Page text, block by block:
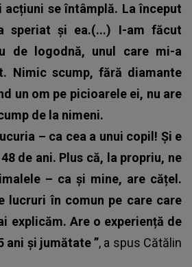
acțiuni se întâmplă. La început
speriat și ea.(...) I-am făcut
de logodnă, unul care mi-a
Nimic scump, fără diamante
un om pe picioarele ei, nu are
de la nimeni.
– ca cea a unui copil! Și e
de ani. Plus că, la propriu, ne
– ca și mine, are cățel.
lucruri în comun pe care care
explicăm. Are o experiență de
ani și jumătate”, a spus Cătălin